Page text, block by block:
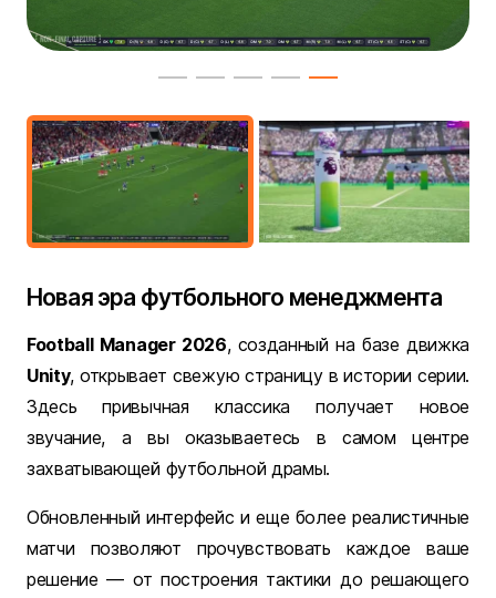
Новая эра футбольного менеджмента
Football Manager 2026, созданный на базе движка
Unity, открывает свежую страницу в истории серии.
Здесь привычная классика получает новое
звучание, а вы оказываетесь в самом центре
захватывающей футбольной драмы.
Обновленный интерфейс и еще более реалистичные
матчи позволяют прочувствовать каждое ваше
решение — от построения тактики до решающего